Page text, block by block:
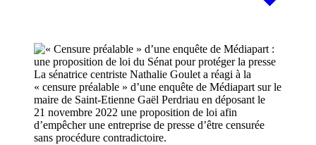
La sénatrice centriste Nathalie Goulet a réagi à la
« censure préalable » d’une enquête de Médiapart sur le
maire de Saint-Etienne Gaël Perdriau en déposant le
21 novembre 2022 une proposition de loi afin
d’empêcher une entreprise de presse d’être censurée
sans procédure contradictoire.